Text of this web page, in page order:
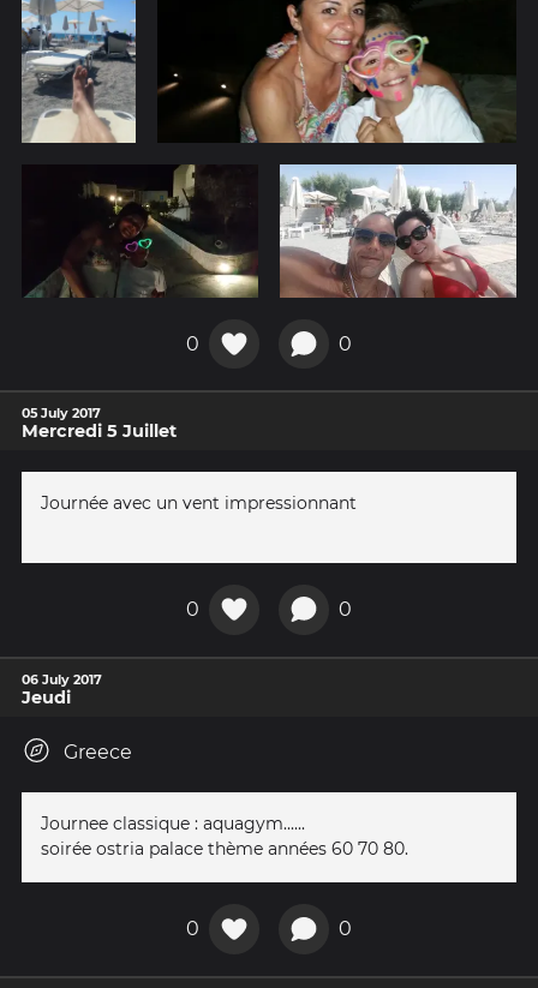
0 0
05 July 2017
Mercredi 5 Juillet
Journée avec un vent impressionnant
0 0
06 July 2017
Jeudi
Greece
Journee classique : aquagym......
soirée ostria palace thème années 60 70 80.
0 0